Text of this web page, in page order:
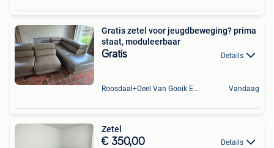
Gratis zetel voor jeugdbeweging? prima
staat, moduleerbaar
Gratis Details
Roosdaal+Deel Van Gooik En Sint-Kwintens-Lennik Vandaag
Zetel
€ 350,00 Details